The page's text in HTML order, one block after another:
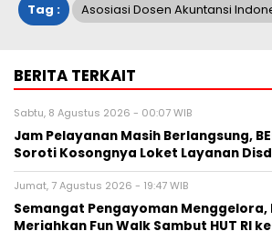
Tag : Asosiasi Dosen Akuntansi
BERITA TERKAIT
Sabtu, 8 Agustus 2026 - 00:07 WIB
Jam Pelayanan Masih Berlangsung,
Soroti Kosongnya Loket Layanan
Jumat, 7 Agustus 2026 - 19:47 WIB
Semangat Pengayoman Menggelora,
Meriahkan Fun Walk Sambut HUT RI